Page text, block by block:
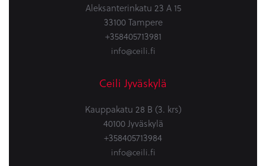
Aleksanterinkatu 23 A 15
33100 Tampere
+358405713981
info@ceili.fi
Ceili Jyväskylä
Kauppakatu 28 B (3. krs)
40100 Jyväskylä
+358405713984
info@ceili.fi